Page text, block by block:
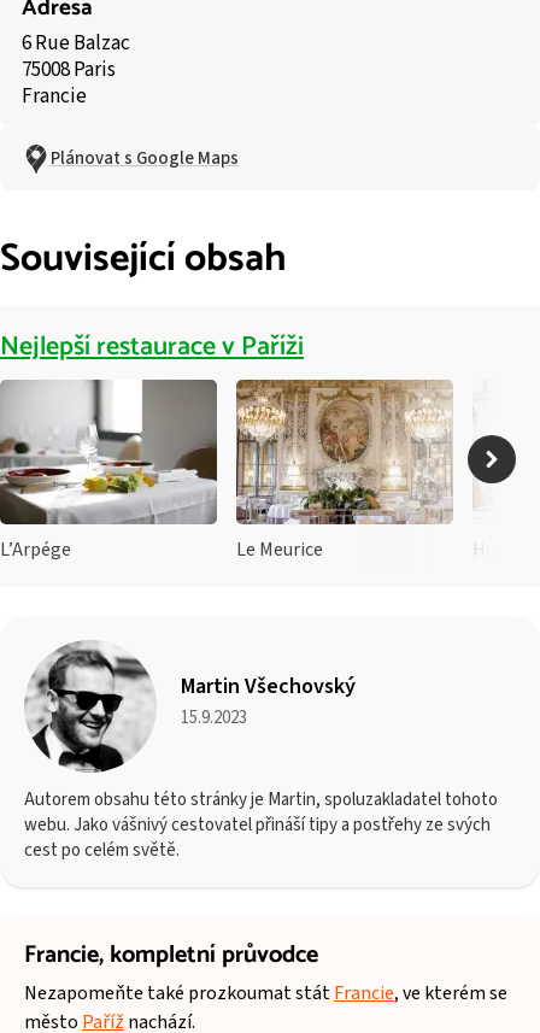
Adresa
6 Rue Balzac
75008 Paris
Francie
Plánovat s Google Maps
Související obsah
Nejlepší restaurace v Paříži
L’Arpége Le Meurice
Martin Všechovský
15.9.2023
Autorem obsahu této stránky je Martin, spoluzakladatel tohoto
webu. Jako vášnivý cestovatel přináší tipy a postřehy ze svých
cest po celém světě.
Francie,kompletní průvodce
Nezapomeňte také prozkoumat státFrancie, ve kterém se
město Paříž nachází.